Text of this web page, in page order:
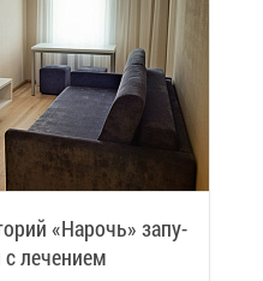
«На­рочь» за­пу­
ле­че­ни­ем